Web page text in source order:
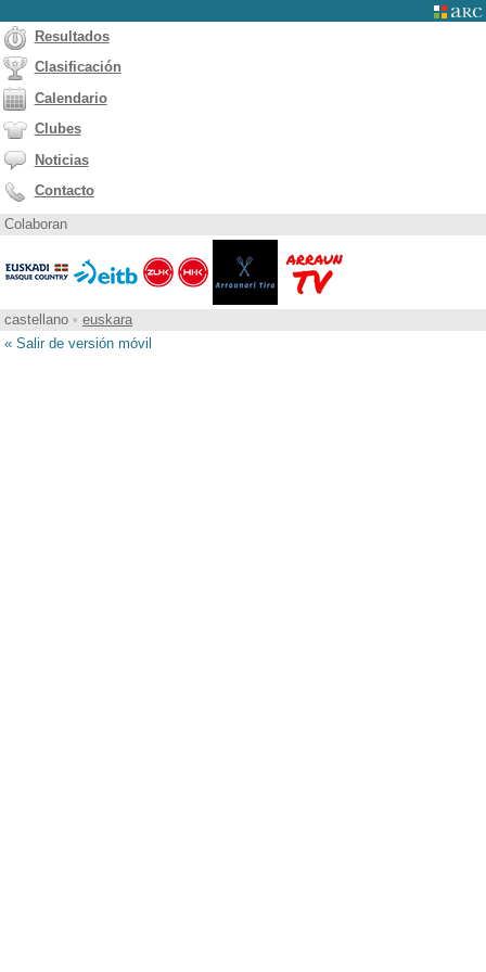
Resultados
Clasificación
Calendario
Clubes
Noticias
Contacto
Colaboran
castellano • euskara
« Salir de versión móvil